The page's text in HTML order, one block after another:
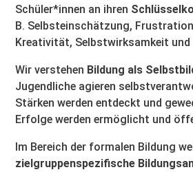
Schüler*innen an ihren
B. Selbsteinschätzung,
Kreativität, Selbstwirksamkeit und
Wir verstehen Bildung als
Jugendliche agieren
Stärken werden entdeckt und
Erfolge werden ermöglicht und
Im Bereich der formalen Bildung
zielgruppenspezifische